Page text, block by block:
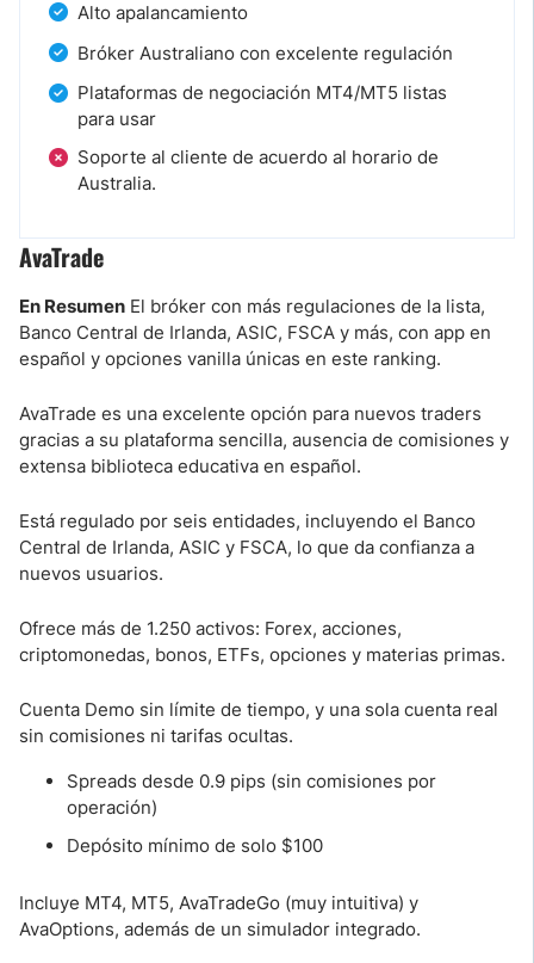
Alto apalancamiento
Bróker Australiano con excelente regulación
Plataformas de negociación MT4/MT5 listas
para usar
Soporte al cliente de acuerdo al horario de
Australia.
AvaTrade
En Resumen El bróker con más regulaciones de la lista,
Banco Central de Irlanda, ASIC, FSCA y más, con app en
español y opciones vanilla únicas en este ranking.
AvaTrade es una excelente opción para nuevos traders
gracias a su plataforma sencilla, ausencia de comisiones y
extensa biblioteca educativa en español.
Está regulado por seis entidades, incluyendo el Banco
Central de Irlanda, ASIC y FSCA, lo que da confianza a
nuevos usuarios.
Ofrece más de 1.250 activos: Forex, acciones,
criptomonedas, bonos, ETFs, opciones y materias primas.
Cuenta Demo sin límite de tiempo, y una sola cuenta real
sin comisiones ni tarifas ocultas.
Spreads desde 0.9 pips (sin comisiones por
operación)
Depósito mínimo de solo $100
Incluye MT4, MT5, AvaTradeGo (muy intuitiva) y
AvaOptions, además de un simulador integrado.